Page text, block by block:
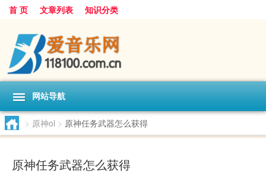
首 页 文章列表 知识分类
网站导航
> 原神ol > 原神任务武器怎么获得
原神任务武器怎么获得